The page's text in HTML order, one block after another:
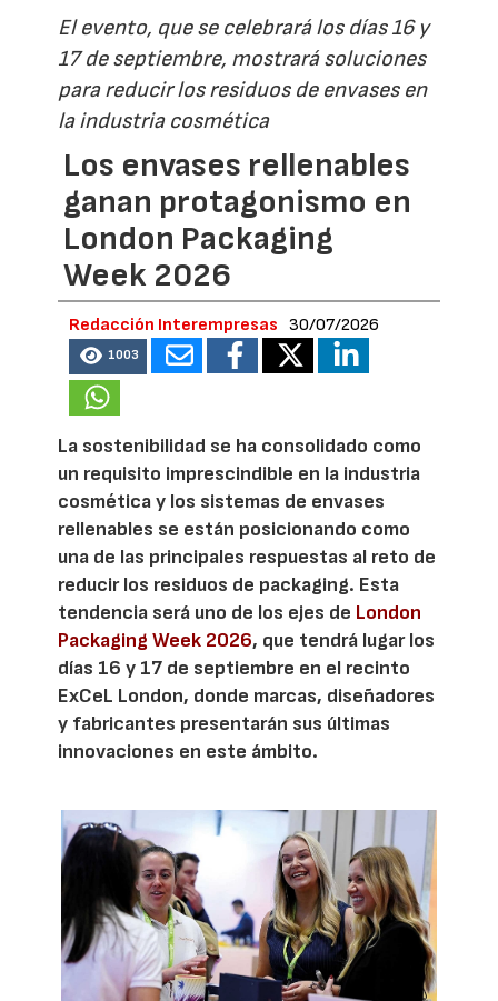
El evento, que se celebrará los días 16 y
17 de septiembre, mostrará soluciones
para reducir los residuos de envases en
la industria cosmética
Los envases rellenables
ganan protagonismo en
London Packaging
Week 2026
Redacción Interempresas 30/07/2026
1003
La sostenibilidad se ha consolidado como
un requisito imprescindible en la industria
cosmética y los sistemas de envases
rellenables se están posicionando como
una de las principales respuestas al reto de
reducir los residuos de packaging. Esta
tendencia será uno de los ejes de London
Packaging Week 2026, que tendrá lugar los
días 16 y 17 de septiembre en el recinto
ExCeL London, donde marcas, diseñadores
y fabricantes presentarán sus últimas
innovaciones en este ámbito.